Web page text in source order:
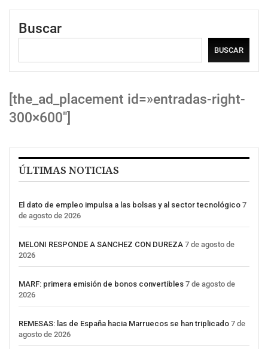
Buscar
BUSCAR
[the_ad_placement id=»entradas-right-
300×600″]
ÚLTIMAS NOTICIAS
El dato de empleo impulsa a las bolsas y al sector tecnológico 7
de agosto de 2026
MELONI RESPONDE A SANCHEZ CON DUREZA 7 de agosto de
2026
MARF: primera emisión de bonos convertibles 7 de agosto de
2026
REMESAS: las de España hacia Marruecos se han triplicado 7 de
agosto de 2026